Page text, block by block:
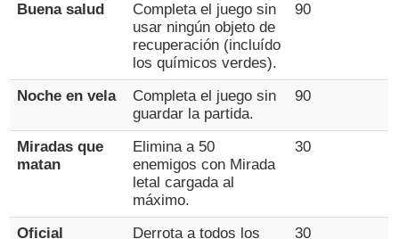
Buena salud
Completa el juego sin
usar ningún objeto de
recuperación (incluído
los químicos verdes).
90
Noche en vela
Completa el juego sin
guardar la partida.
90
Miradas que
matan
Elimina a 50
enemigos con Mirada
letal cargada al
máximo.
30
Oficial
Derrota a todos los
30